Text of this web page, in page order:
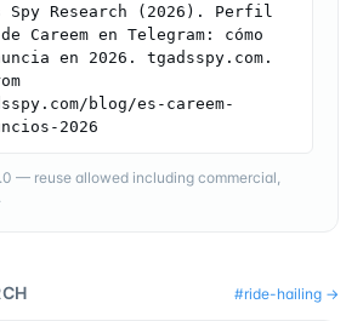
Spy Research (2026). Perfil
Careem en Telegram: cómo
en 2026. tgadsspy.com.
blog/es-careem-
2026
— reuse allowed including commercial,
#ride-hailing →